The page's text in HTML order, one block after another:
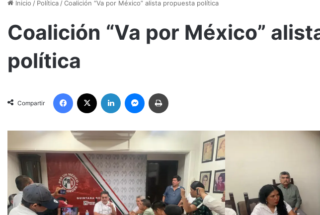
Inicio / Política /Coalición “Va por México” alista propuesta política
Coalición “Va por México”
política
Compartir
Facebook LinkedIn Messenger